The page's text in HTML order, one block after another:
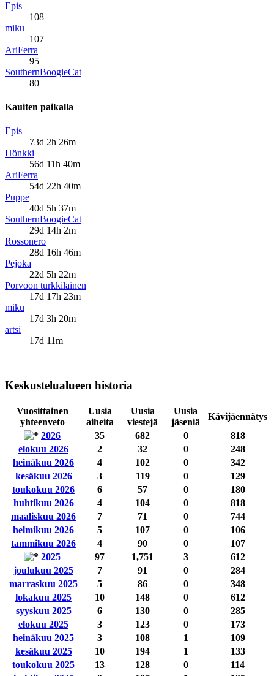
Epis
108
miku
107
AriFerra
95
SouthernBoogieCat
80
Kauiten paikalla
Epis
73d 2h 26m
Hönkki
56d 11h 40m
AriFerra
54d 22h 40m
Puppe
40d 5h 37m
SouthernBoogieCat
29d 14h 2m
Rossonero
28d 16h 46m
Pejoka
22d 5h 22m
Porvoon turkkilainen
17d 17h 23m
miku
17d 3h 20m
artsi
17d 11m
Keskustelualueen historia
Vuosittainen
yhteenveto
Uusia
aiheita
Uusia
viestejä
Uusia
jäseniä
Kävijäennätys
2026
35 682 0
818
elokuu 2026
2 32 0
248
heinäkuu 2026
4 102 0
342
kesäkuu 2026
3 119 0
129
toukokuu 2026
6 57 0
180
huhtikuu 2026
4 104 0
818
maaliskuu 2026
7 71 0
744
helmikuu 2026
5 107 0
106
tammikuu 2026
4 90 0
107
2025
97 1,751 3
612
joulukuu 2025
7 91 0
284
marraskuu 2025
5 86 0
348
lokakuu 2025
10 148 0
612
syyskuu 2025
6 130 0
285
elokuu 2025
3 123 0
173
heinäkuu 2025
3 108 1
109
kesäkuu 2025
10 194 1
133
toukokuu 2025
13 128 0
114